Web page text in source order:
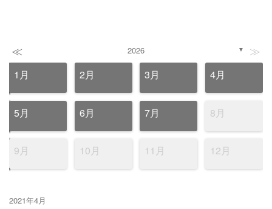
≪ 2026 ▼ ≫
1月 2月 3月 4月
5月 6月 7月 8月
9月 10月 11月 12月
2021年4月